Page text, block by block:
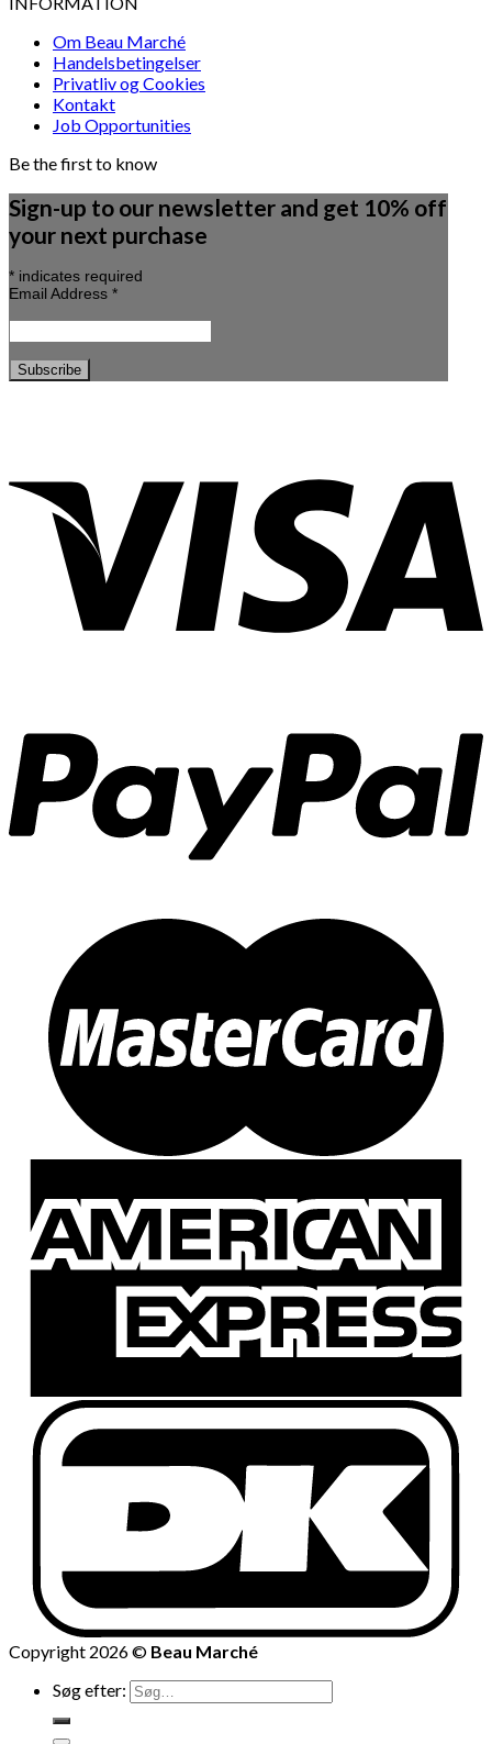
Om Beau Marché
Handelsbetingelser
Privatliv og Cookies
Kontakt
Job Opportunities
Be the first to know
Sign-up to our newsletter and get 10% off
your next purchase
* indicates required
Email Address *
Copyright 2026 © Beau Marché
Søg efter: